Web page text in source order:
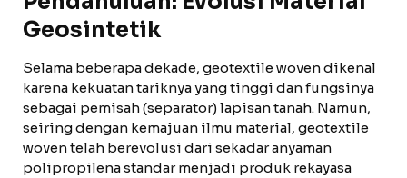
Geosintetik
Selama beberapa dekade, geotextile woven dikenal
karena kekuatan tariknya yang tinggi dan fungsinya
sebagai pemisah (separator) lapisan tanah. Namun,
seiring dengan kemajuan ilmu material, geotextile
woven telah berevolusi dari sekadar anyaman
polipropilena standar menjadi produk rekayasa